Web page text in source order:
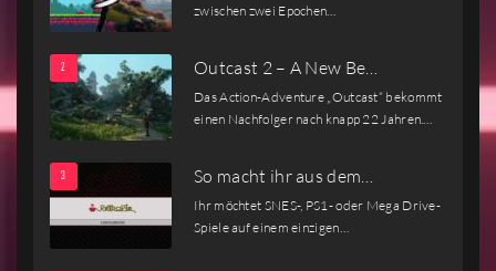
zwischen zwei Epochen…
Outcast 2 – A New Be…
Das Action-Adventure „Outcast“ bekommt
einen Nachfolger nach knapp 22 Jahren.…
So macht ihr aus dem…
Ihr möchtet SNES-, PS1- oder Mega Drive-
Spiele auf einem einzigen…